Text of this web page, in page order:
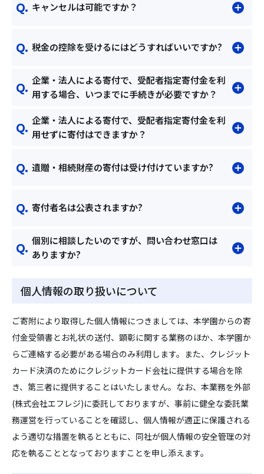
キャンセルは可能ですか？
税金の控除を受けるにはどうすればいいですか?
企業・法人による寄付で、受配者指定寄付金を利
用する場合、いつまでに手続きが必要ですか？
企業・法人による寄付で、受配者指定寄付金を利
用せずに寄付はできますか？
遺贈・相続財産の寄付は受け付けていますか?
寄付者名は公表されますか?
個別に相談したいのですが、問い合わせ窓口は
ありますか?
個人情報の取り扱いについて
ご寄附により取得した個人情報につきましては、本学園からの寄
付金受領書とお礼状の送付、顕彰に関する業務のほか、本学園か
らご連絡する必要がある場合のみ利用します。また、クレジット
カード決済のためにクレジットカード会社に提供する場合を除
き、第三者に提供することはいたしません。なお、本業務を外部
(株式会社エフレジ)に委託しておりますが、事前に健全な委託業
務運営を行っていることを確認し、個人情報が適正に保護される
よう適切な措置を執るとともに、同社が個人情報の安全管理の対
応を執ることとなっておりますことを申し添えます。